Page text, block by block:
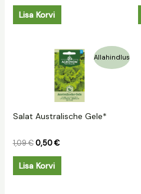
Lisa Korvi
Allahindlus
Salat Australische Gele*
1,09€
Algne
1,09 €.
0,50€
Praegune
hind
on:
0,50 €.
Lisa Korvi